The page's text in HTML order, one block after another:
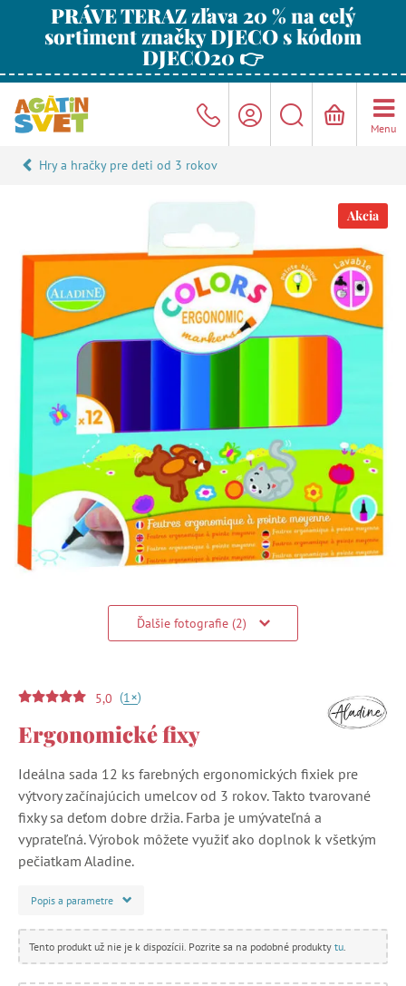
PRÁVE TERAZ zľava 20 % na celý
sortiment značky DJECO s kódom
DJECO20 👉
Menu
Hry a hračky pre deti od 3 rokov
Akcia
Ďalšie fotografie (2)
5,0 (1+)
Ergonomické fixy
Ideálna sada 12 ks farebných ergonomických fixiek pre
výtvory začínajúcich umelcov od 3 rokov. Takto tvarované
fixky sa deťom dobre držia. Farba je umývateľná a
vyprateľná. Výrobok môžete využiť ako doplnok k všetkým
pečiatkam Aladine.
Popis a parametre
Tento produkt už nie je k dispozícii. Pozrite sa na podobné produkty tu